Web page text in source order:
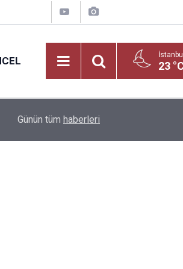
23
Devrim!
Günün tüm haberleri